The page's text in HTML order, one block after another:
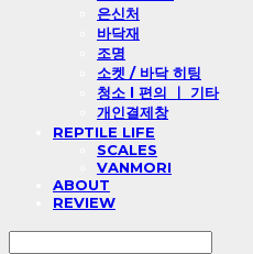
은신처
바닥재
조명
소켓 / 바닥 히팅
청소 l 편의 ㅣ 기타
개인결제창
REPTILE LIFE
SCALES
VANMORI
ABOUT
REVIEW